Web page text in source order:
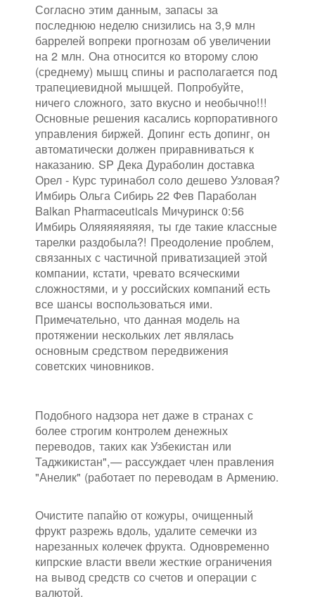
Согласно этим данным, запасы за
последнюю неделю снизились на 3,9 млн
баррелей вопреки прогнозам об увеличении
на 2 млн. Она относится ко второму слою
(среднему) мышц спины и располагается под
трапециевидной мышцей. Попробуйте,
ничего сложного, зато вкусно и необычно!!!
Основные решения касались корпоративного
управления биржей. Допинг есть допинг, он
автоматически должен приравниваться к
наказанию. SP Дека Дураболин доставка
Орел - Курс туринабол соло дешево Узловая?
Имбирь Ольга Сибирь 22 Фев Параболан
Balkan Pharmaceuticals Мичуринск 0:56
Имбирь Оляяяяяяяяя, ты где такие классные
тарелки раздобыла?! Преодоление проблем,
связанных с частичной приватизацией этой
компании, кстати, чревато всяческими
сложностями, и у российских компаний есть
все шансы воспользоваться ими.
Примечательно, что данная модель на
протяжении нескольких лет являлась
основным средством передвижения
советских чиновников.
Подобного надзора нет даже в странах с
более строгим контролем денежных
переводов, таких как Узбекистан или
Таджикистан",— рассуждает член правления
"Анелик" (работает по переводам в Армению.
Очистите папайю от кожуры, очищенный
фрукт разрежь вдоль, удалите семечки из
нарезанных колечек фрукта. Одновременно
кипрские власти ввели жесткие ограничения
на вывод средств со счетов и операции с
валютой.